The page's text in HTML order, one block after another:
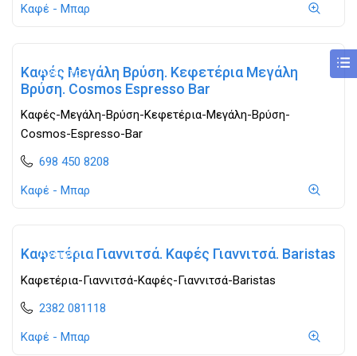
Καφέ - Μπαρ
Ανοιχτά
Καφές Μεγάλη Βρύση. Κεφετέρια Μεγάλη
Βρύση. Cosmos Espresso Bar
Καφές-Μεγάλη-Βρύση-Κεφετέρια-Μεγάλη-Βρύση-
Cosmos-Espresso-Bar
698 450 8208
Καφέ - Μπαρ
Ανοιχτά
Καφετέρια Γιαννιτσά. Καφές Γιαννιτσά. Baristas
Καφετέρια-Γιαννιτσά-Καφές-Γιαννιτσά-Baristas
2382 081118
Καφέ - Μπαρ